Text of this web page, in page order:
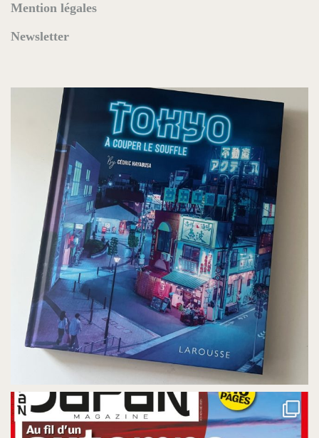
Mention légales
Newsletter